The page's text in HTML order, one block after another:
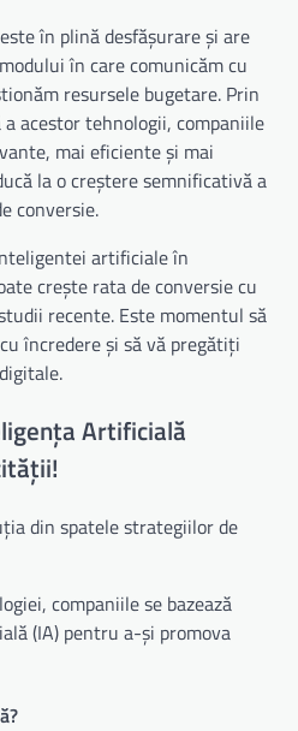
în plină desfășurare și are
în care comunicăm cu
resursele bugetare. Prin
acestor tehnologii, companiile
mai eficiente și mai
la o creștere semnificativă a
conversie.
artificiale în
crește rata de conversie cu
recente. Este momentul să
încredere și să vă pregătiți
Artificială
din spatele strategiilor de
companiile se bazează
(IA) pentru a-și promova